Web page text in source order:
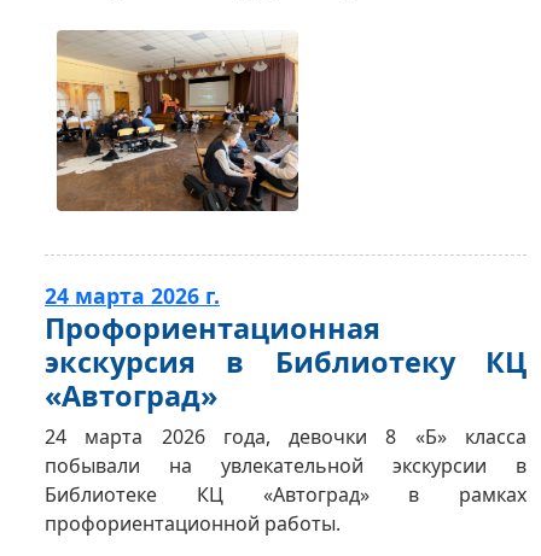
24 марта 2026 г.
Профориентационная
экскурсия в Библиотеку КЦ
«Автоград»
24 марта 2026 года, девочки 8 «Б» класса
побывали на увлекательной экскурсии в
Библиотеке КЦ «Автоград» в рамках
профориентационной работы.